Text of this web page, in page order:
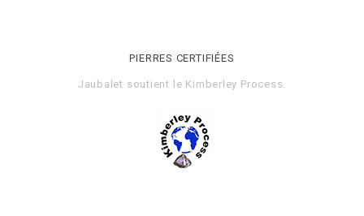
PIERRES CERTIFIÉES
Jaubalet soutient le Kimberley Process.